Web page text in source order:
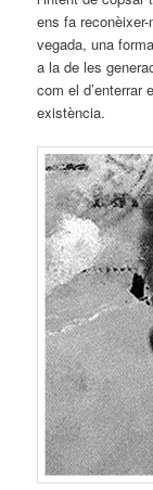
ens fa
vegada, una
a la de les
com el d’enterrar
existència.